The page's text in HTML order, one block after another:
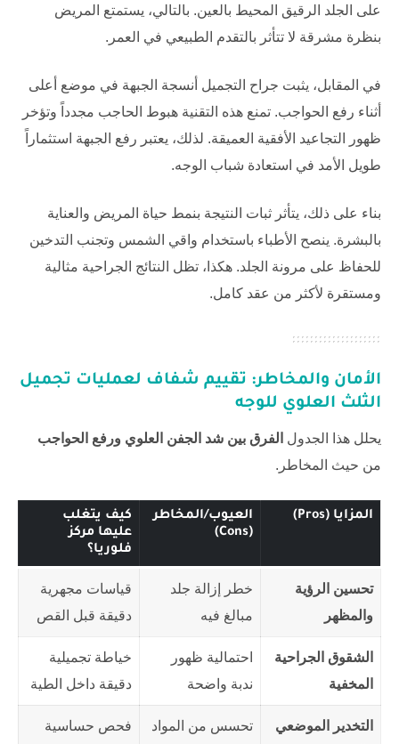
على الجلد الرقيق المحيط بالعين. بالتالي، يستمتع المريض
بنظرة مشرقة لا تتأثر بالتقدم الطبيعي في العمر.
في المقابل، يثبت جراح التجميل أنسجة الجبهة في موضع أعلى
أثناء رفع الحواجب. تمنع هذه التقنية هبوط الحاجب مجدداً وتؤخر
ظهور التجاعيد الأفقية العميقة. لذلك، يعتبر رفع الجبهة استثماراً
طويل الأمد في استعادة شباب الوجه.
بناء على ذلك، يتأثر ثبات النتيجة بنمط حياة المريض والعناية
بالبشرة. ينصح الأطباء باستخدام واقي الشمس وتجنب التدخين
للحفاظ على مرونة الجلد. هكذا، تظل النتائج الجراحية مثالية
ومستقرة لأكثر من عقد كامل.
الأمان والمخاطر: تقييم شفاف لعمليات تجميل
الثلث العلوي للوجه
يحلل هذا الجدول الفرق بين شد الجفن العلوي ورفع الحواجب
من حيث المخاطر.
المزايا (Pros)
العيوب/المخاطر
(Cons)
كيف يتغلب
عليها مركز
فلوريا؟
تحسين الرؤية
والمظهر
خطر إزالة جلد
مبالغ فيه
قياسات مجهرية
دقيقة قبل القص
الشقوق الجراحية
المخفية
احتمالية ظهور
ندبة واضحة
خياطة تجميلية
دقيقة داخل الطية
التخدير الموضعي
تحسس من المواد
فحص حساسية